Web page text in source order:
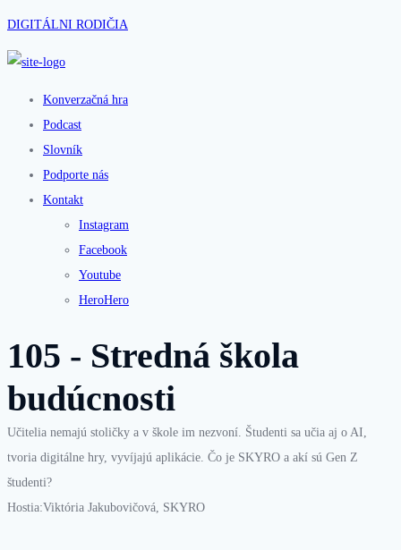
DIGITÁLNI RODIČIA
Konverzačná hra
Podcast
Slovník
Podporte nás
Kontakt
Instagram
Facebook
Youtube
HeroHero
105 - Stredná škola
budúcnosti
Učitelia nemajú stoličky a v škole im nezvoní. Študenti sa učia aj o AI,
tvoria digitálne hry, vyvíjajú aplikácie. Čo je SKYRO a akí sú Gen Z
študenti?
Hostia:Viktória Jakubovičová, SKYRO